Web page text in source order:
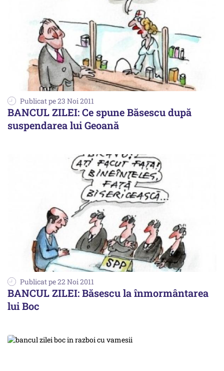
Publicat pe 23 Noi 2011
BANCUL ZILEI: Ce spune Băsescu după
suspendarea lui Geoană
Publicat pe 22 Noi 2011
BANCUL ZILEI: Băsescu la înmormântarea
lui Boc